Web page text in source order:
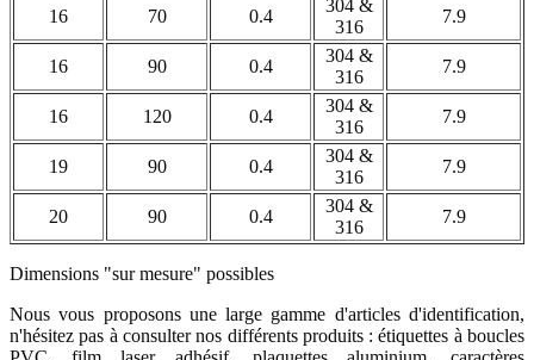
16 70 0.4
304 &
316
7.9
16 90 0.4
304 &
316
7.9
16 120 0.4
304 &
316
7.9
19 90 0.4
304 &
316
7.9
20 90 0.4
304 &
316
7.9
Dimensions "sur mesure" possibles
Nous vous proposons une large gamme d'articles d'identification,
n'hésitez pas à consulter nos différents produits : étiquettes à boucles